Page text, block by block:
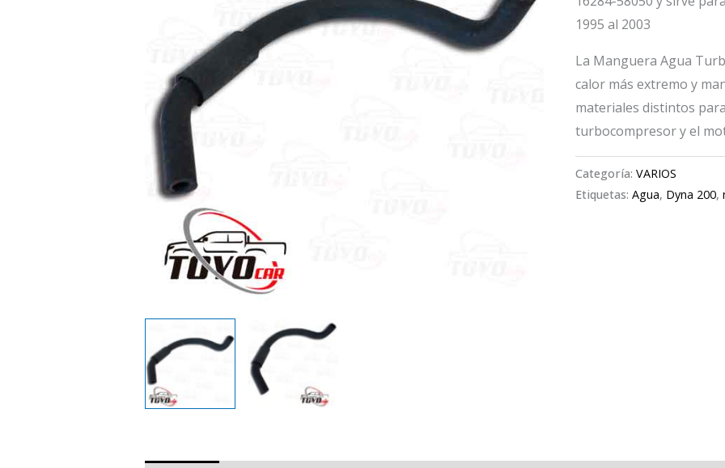
1995 al 2003
La Manguera Agua
calor más extremo y
materiales distintos
turbocompresor y el
Categoría:VARIOS
Etiquetas:Agua, Dyna 200,